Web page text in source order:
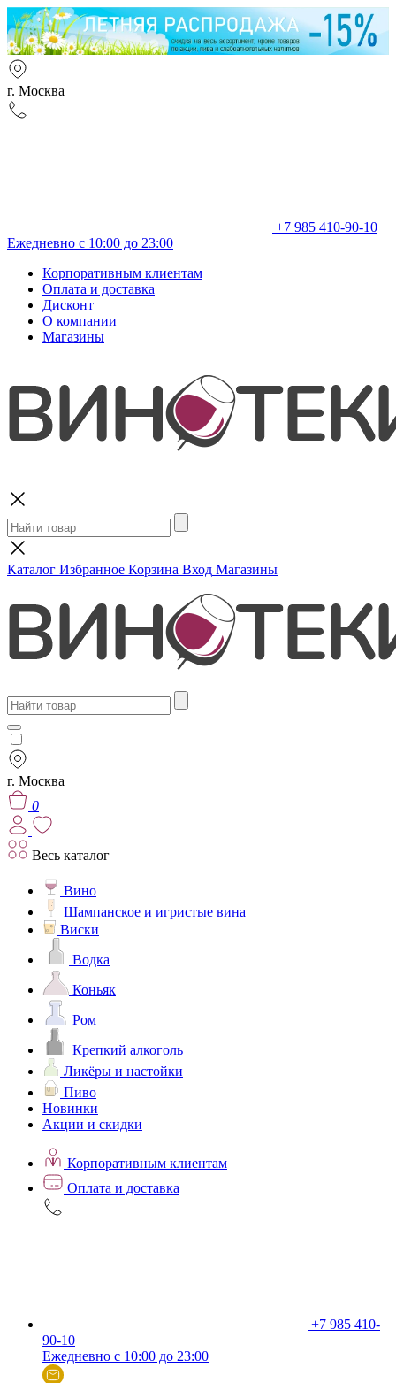
г. Москва
+7 985 410-90-10
Ежедневно с 10:00 до 23:00
Корпоративным клиентам
Оплата и доставка
Дисконт
О компании
Магазины
Каталог Избранное Корзина Вход Магазины
г. Москва
0
Весь каталог
Вино
Шампанское и игристые вина
Виски
Водка
Коньяк
Ром
Крепкий алкоголь
Ликёры и настойки
Пиво
Новинки
Акции и скидки
Корпоративным клиентам
Оплата и доставка
+7 985 410-
90-10
Ежедневно с 10:00 до 23:00